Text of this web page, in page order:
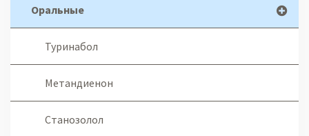
Оральные
Туринабол
Метандиенон
Станозолол